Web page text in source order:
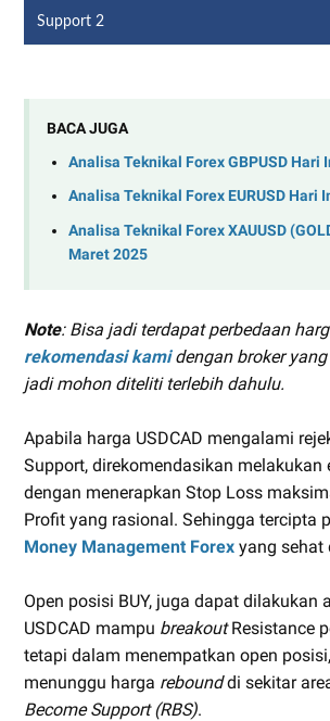
Support 2
BACA JUGA
Analisa Teknikal Forex GBPUSD Hari
Analisa Teknikal Forex EURUSD Hari
Analisa Teknikal Forex XAUUSD
Maret 2025
Note: Bisa jadi terdapat perbedaan
rekomendasi kamidengan broker
jadi mohon diteliti terlebih dahulu.
Apabila harga USDCAD mengalami
Support, direkomendasikan melakukan
dengan menerapkan Stop Loss
Profit yang rasional. Sehingga tercipta
Money Management Forex yang sehat
Open posisi BUY, juga dapat dilakukan
USDCAD mampu breakoutResistance
tetapi dalam menempatkan open
menunggu harga rebounddi sekitar
Become Support (RBS).